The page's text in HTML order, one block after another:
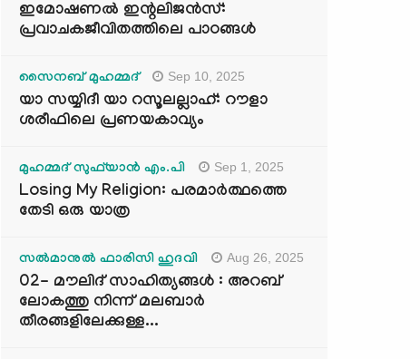
ഇമോഷണൽ ഇന്റലിജൻസ്:
പ്രവാചകജീവിതത്തിലെ പാഠങ്ങൾ
സൈനബ് മുഹമ്മദ് Sep 10, 2025
യാ സയ്യിദീ യാ റസൂലല്ലാഹ്: റൗളാ
ശരീഫിലെ പ്രണയകാവ്യം
മുഹമ്മദ് സുഫ്‌യാൻ എം.പി Sep 1, 2025
Losing My Religion: പരമാർത്ഥത്തെ
തേടി ഒരു യാത്ര
സൽമാനുൽ ഫാരിസി ഹുദവി Aug 26, 2025
02- മൗലിദ് സാഹിത്യങ്ങൾ : അറബ്
ലോകത്തു നിന്ന് മലബാർ
തീരങ്ങളിലേക്കുള്ള...